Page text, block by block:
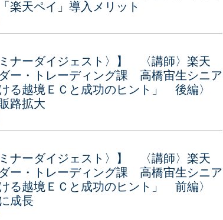
天ペイ」導入メリット
ナーダイジェスト〉】 〈講師〉楽天
ー・トレーディング課 高橋宙生シニア
る越境ＥＣと成功のヒント」 後編〉
路拡大
ナーダイジェスト〉】 〈講師〉楽天
ー・トレーディング課 高橋宙生シニア
る越境ＥＣと成功のヒント」 前編〉
成長